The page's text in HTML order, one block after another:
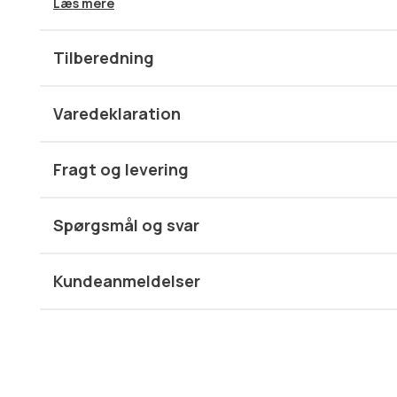
perfekte valg! Bolar Blade er en spændende og relativt
fedtindhold sørger for en dyb, smøragtig wagyu-smag,
mør. På den måde får du et saftigt og smagsfuldt stykke
glace
Tilberedning
Varedeklaration
Fragt og levering
Spørgsmål og svar
Kundeanmeldelser